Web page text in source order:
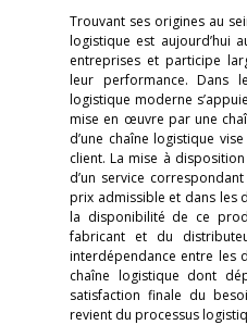
Trouvant ses origines au
logistique est aujourd’hui
entreprises et participe
leur performance. Dans
logistique moderne
mise en œuvre par une
d’une chaîne logistique
client. La mise à
d’un service
prix admissible et dans les
la disponibilité de ce
fabricant et du
interdépendance entre les
chaîne logistique dont
satisfaction finale du
revient du processus